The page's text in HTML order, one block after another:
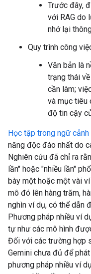
Trước đây,
với RAG do
nhớ lại
Quy trình công
Văn bản là
trạng thái
cần làm;
và mục tiêu
độ tin cậy
Học tập trong ngữ cảnh
năng độc đáo nhất do
Nghiên cứu đã chỉ ra
lần" hoặc "nhiều lần"
bày một hoặc một vài
mô đó lên hàng trăm,
nghìn ví dụ, có thể dẫn
Phương pháp nhiều ví
tự như các mô hình
Đối với các trường hợp
Gemini chưa đủ để
phương pháp nhiều ví